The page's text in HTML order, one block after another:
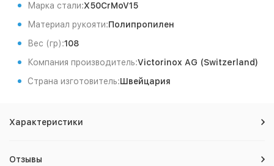
Марка стали:X50CrMoV15
Материал рукояти:Полипропилен
Вес (гр):108
Компания производитель:Victorinox AG (Switzerland)
Страна изготовитель:Швейцария
Характеристики
Отзывы